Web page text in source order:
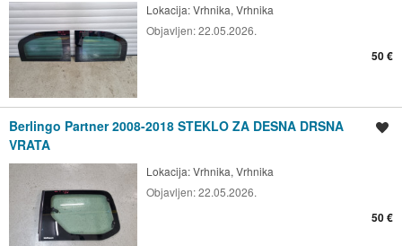
Lokacija:Vrhnika, Vrhnika
Objavljen:22.05.2026.
50 €
Berlingo Partner 2008-2018 STEKLO ZA DESNA DRSNA
VRATA
Lokacija:Vrhnika, Vrhnika
Objavljen:22.05.2026.
50 €